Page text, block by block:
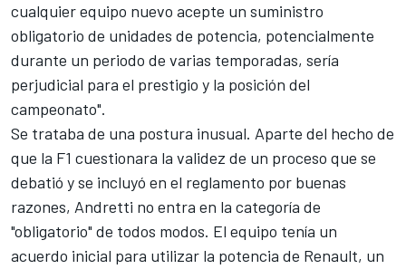
cualquier equipo nuevo acepte un suministro
obligatorio de unidades de potencia, potencialmente
durante un periodo de varias temporadas, sería
perjudicial para el prestigio y la posición del
campeonato".
Se trataba de una postura inusual. Aparte del hecho de
que la F1 cuestionara la validez de un proceso que se
debatió y se incluyó en el reglamento por buenas
razones, Andretti no entra en la categoría de
"obligatorio" de todos modos. El equipo tenía un
acuerdo inicial para utilizar la potencia de Renault, un